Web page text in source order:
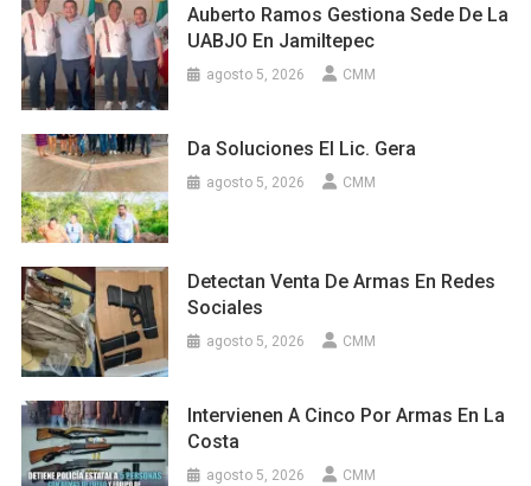
Auberto Ramos Gestiona Sede De La
UABJO En Jamiltepec
agosto 5, 2026 CMM
Da Soluciones El Lic. Gera
agosto 5, 2026 CMM
Detectan Venta De Armas En Redes
Sociales
agosto 5, 2026 CMM
Intervienen A Cinco Por Armas En La
Costa
agosto 5, 2026 CMM